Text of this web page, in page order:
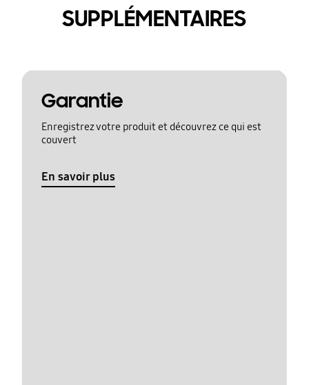
SUPPLÉMENTAIRES
Garantie
Enregistrez votre produit et découvrez ce qui est
couvert
En savoir plus